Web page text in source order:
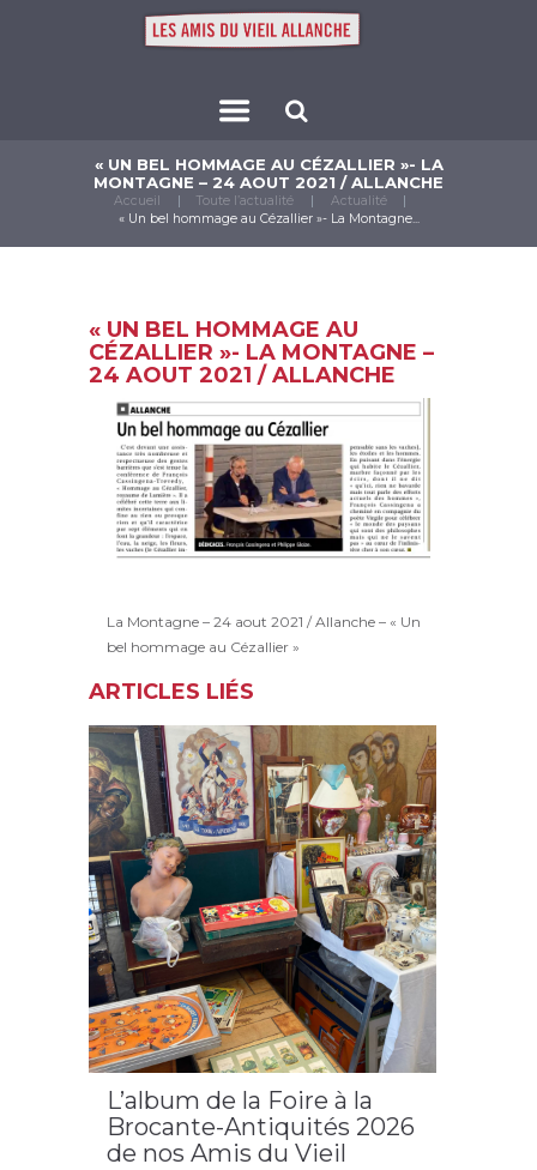
« UN BEL HOMMAGE AU CÉZALLIER »- LA
MONTAGNE – 24 AOUT 2021 / ALLANCHE
Accueil Toute l’actualité
Actualité
« Un bel hommage au Cézallier »- La Montagne...
« UN BEL HOMMAGE AU
CÉZALLIER »- LA MONTAGNE –
24 AOUT 2021 / ALLANCHE
La Montagne – 24 aout 2021 / Allanche – « Un
bel hommage au Cézallier »
ARTICLES LIÉS
L’album de la Foire à la
Brocante-Antiquités 2026
de nos Amis du Vieil